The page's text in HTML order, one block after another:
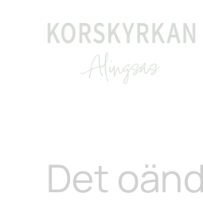
Hoppa
Det